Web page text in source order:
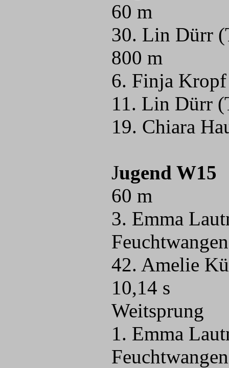
60 m
30. Lin Dürr
800 m
6. Finja
11. Lin Dürr
19. Chiara
Jugend W15
60 m
3. Emma
42. Amelie
10,14 s
Weitsprung
1. Emma